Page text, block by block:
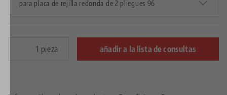
para placa de rejilla redonda de 2 pliegues 96
pieza añadir a la lista de consultas